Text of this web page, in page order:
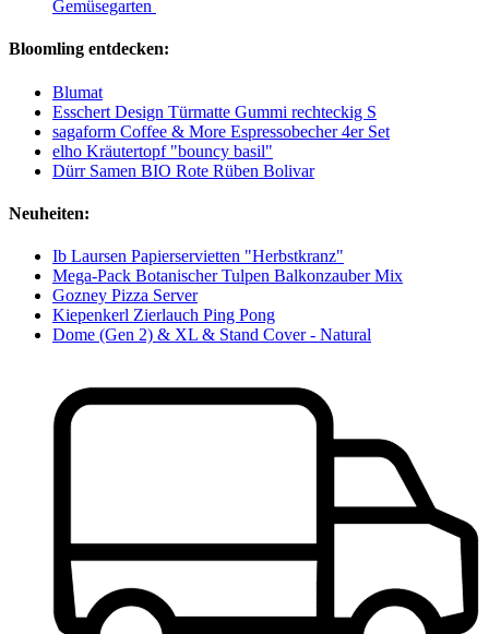
Gemüsegarten
Bloomling entdecken:
Blumat
Esschert Design Türmatte Gummi rechteckig S
sagaform Coffee & More Espressobecher 4er Set
elho Kräutertopf "bouncy basil"
Dürr Samen BIO Rote Rüben Bolivar
Neuheiten:
Ib Laursen Papierservietten "Herbstkranz"
Mega-Pack Botanischer Tulpen Balkonzauber Mix
Gozney Pizza Server
Kiepenkerl Zierlauch Ping Pong
Dome (Gen 2) & XL & Stand Cover - Natural